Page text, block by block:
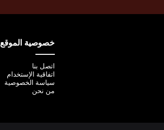
خصوصية الموقع
اتصل بنا
اتفاقية الإستخدام
سياسة الخصوصية
من نحن